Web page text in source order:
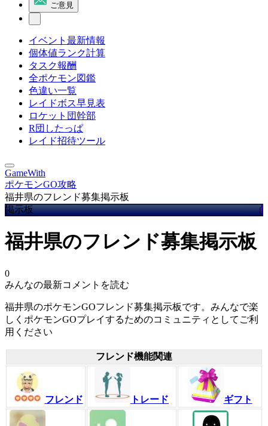
ご意見
イベント最新情報
個体値ランク計算
タスク報酬
全ポケモン図鑑
色違い一覧
レイドボス早見表
ロケット団幹部
R団したっぱ
レイド招待ツール
GameWith
ポケモンGO攻略
福井県のフレンド募集掲示板
掲示板
福井県のフレンド募集掲示板
0
みんなの最新コメントを読む
福井県のポケモンGOフレンド募集掲示板です。みんなで楽
しくポケモンGOプレイするためのコミュニティとしてご利
用ください
フレンド機能関連
フレンド トレード ギフト